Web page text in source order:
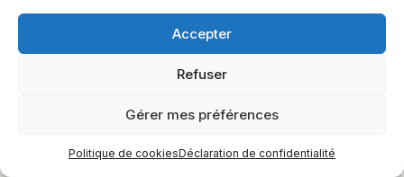
Accepter
Refuser
Gérer mes préférences
Politique de cookiesDéclaration de confidentialité